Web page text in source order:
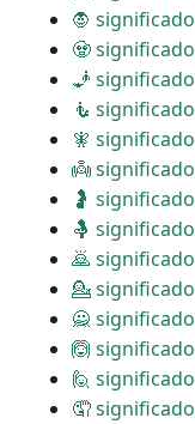
🧛 significado
🧟 significado
🧞 significado
🧜 significado
🧚 significado
👼 significado
🤰 significado
🤱 significado
🙇 significado
💁 significado
🙅 significado
🙆 significado
🙋 significado
🤦 significado